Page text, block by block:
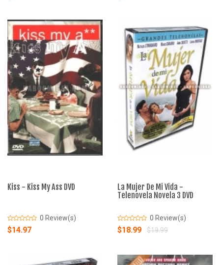
Kiss - Kiss My Ass DVD
0 Review(s)
$14.97
La Mujer De Mi Vida -
Telenovela Novela 3 DVD
0 Review(s)
$18.99 $19.99